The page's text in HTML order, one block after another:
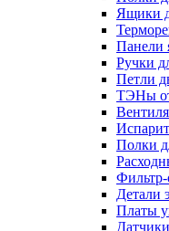
Ящики
Панели
Ручки
Петли
ТЭНы
Полки
Фильтр-
Детали
Платы